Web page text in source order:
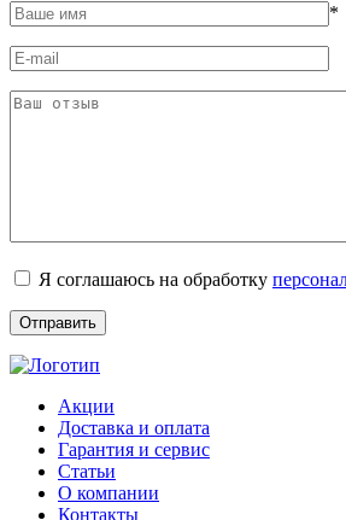
*
Я соглашаюсь на обработку
Акции
Доставка и оплата
Гарантия и сервис
Статьи
О компании
Контакты